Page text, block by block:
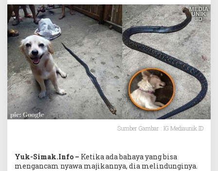
Sumber Gambar : IG Mediaunik.ID
Yuk-Simak.Info – Ketika ada bahaya yang bisa
mengancam nyawa majikannya, dia melindunginya.